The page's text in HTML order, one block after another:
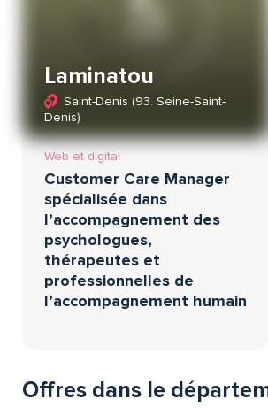
Laminatou
Saint-Denis (93. Seine-Saint-
Denis)
Web et digital
Customer Care Manager
spécialisée dans
l’accompagnement des
psychologues,
thérapeutes et
professionnelles de
l’accompagnement humain
Offres dans le